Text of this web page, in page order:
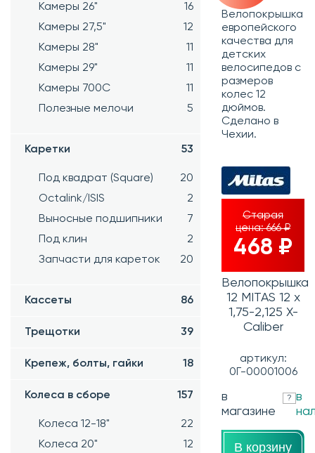
Камеры 26"
16
Камеры 27,5"
12
Камеры 28"
11
Камеры 29"
11
Камеры 700C
11
Полезные мелочи
5
Каретки 53
Под квадрат (Square)
20
Octalink/ISIS
2
Выносные подшипники
7
Под клин
2
Запчасти для кареток
20
Кассеты 86
Трещотки 39
Крепеж, болты, гайки 18
Колеса в сборе 157
Колеса 12-18"
22
Колеса 20"
12
Велопокрышка
европейского
качества для
детских
велосипедов с
размеров
колес 12
дюймов.
Сделано в
Чехии.
Старая
цена:666 ₽
468 ₽
Велопокрышка
12 MITAS 12 x
1,75-2,125 X-
Caliber
артикул:
0Г-00001006
в
магазине
? в
В корзину